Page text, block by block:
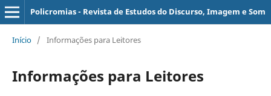
Policromias - Revista de Estudos do Discurso, Imagem e Som
Início / Informações para Leitores
Informações para Leitores